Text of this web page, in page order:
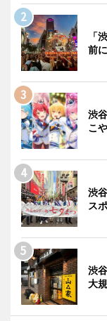
「
前
渋
こ
渋
ス
渋
大